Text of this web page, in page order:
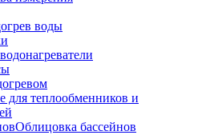
воды
теплообменников и
Облицовка бассейнов